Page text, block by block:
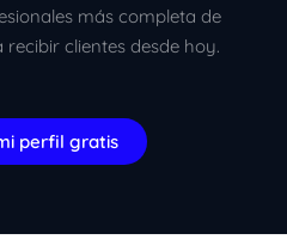
más completa de
clientes desde hoy.
perfil gratis